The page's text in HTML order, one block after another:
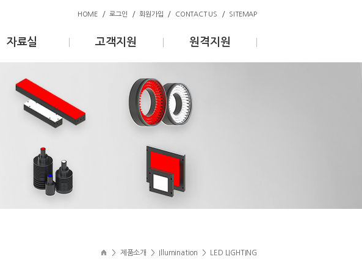
HOME / 로그인 / 회원가입 / CONTACT US / SITEMAP
자료실 고객지원 원격지원
> 제품소개 > Illumination > LED LIGHTING